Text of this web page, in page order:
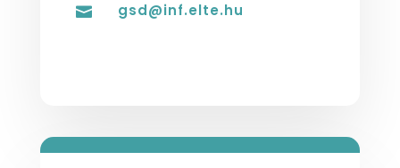
 gsd@inf.elte.hu